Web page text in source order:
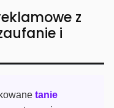
z
i
tanie